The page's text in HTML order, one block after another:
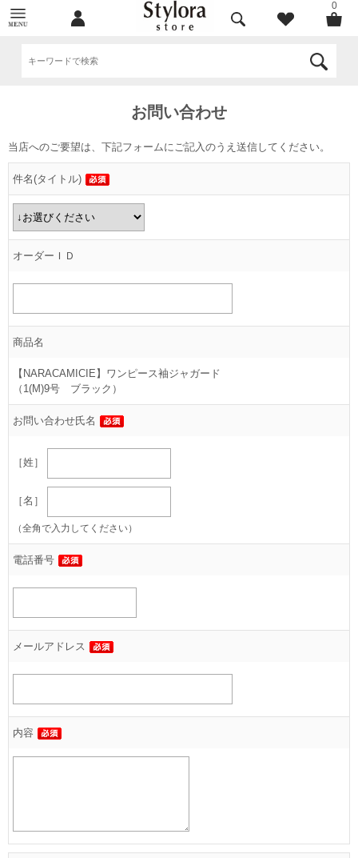
0
お問い合わせ
当店へのご要望は、下記フォームにご記入のうえ送信してください。
件名(タイトル)
オーダーＩＤ
商品名
【NARACAMICIE】ワンピース袖ジャガード
（1(M)9号 ブラック）
お問い合わせ氏名
［姓］
［名］
（全角で入力してください）
電話番号
メールアドレス
内容